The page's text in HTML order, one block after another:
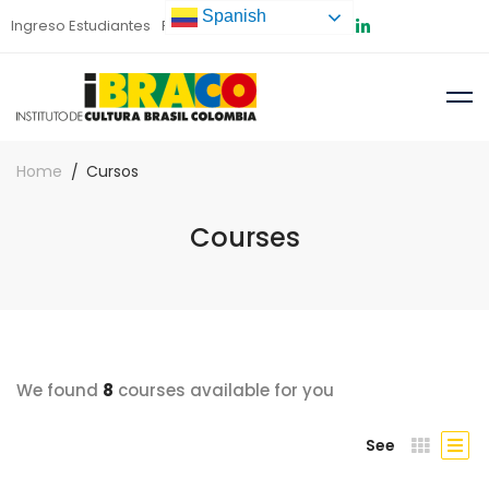
Ingreso Estudiantes Preinscripción
Home Cursos
Courses
We found 8 courses available for you
See
Spanish